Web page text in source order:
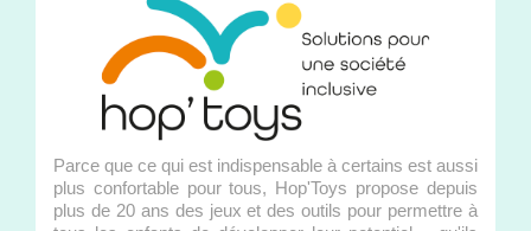
Parce que ce qui est indispensable à certains est aussi
plus confortable pour tous, Hop'Toys propose depuis
plus de 20 ans des jeux et des outils pour permettre à